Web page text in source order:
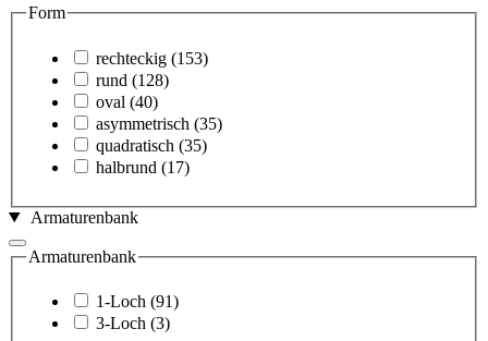
Form
rechteckig (153)
rund (128)
oval (40)
asymmetrisch (35)
quadratisch (35)
halbrund (17)
Armaturenbank
Armaturenbank
1-Loch (91)
3-Loch (3)